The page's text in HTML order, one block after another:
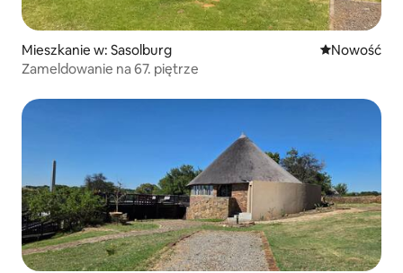
Mieszkanie w: Sasolburg Nowe
Nowość
Zameldowanie na 67. piętrze